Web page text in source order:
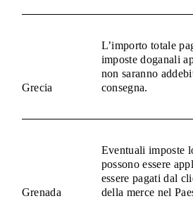
Grecia
L’importo totale
imposte doganali
non saranno
consegna.
Grenada
Eventuali imposte
possono essere
essere pagati dal
della merce nel